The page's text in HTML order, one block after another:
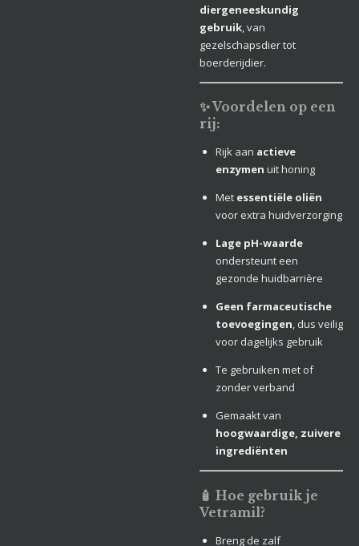
diergeneeskundig
gebruik, van
gezelschapsdier tot
boerderijdier.
✨ Voordelen op een
rij:
Rijk aan actieve
enzymen uit honing
Met essentiële oliën
voor extra huidverzorging
Lage pH-waarde
ondersteunt een
gezonde huidbarrière
Geen farmaceutische
toevoegingen, dus veilig
voor dagelijks gebruik
Te gebruiken met of
zonder verband
Gemaakt van
hoogwaardige, zuivere
ingrediënten
🧴 Hoe gebruik je
Vetramil?
Breng de zalf